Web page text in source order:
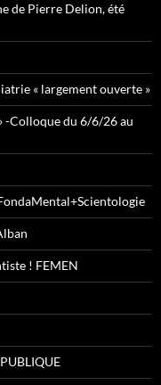
de Pierre Delion, été
« largement ouverte »
-Colloque du 6/6/26 au
! FEMEN